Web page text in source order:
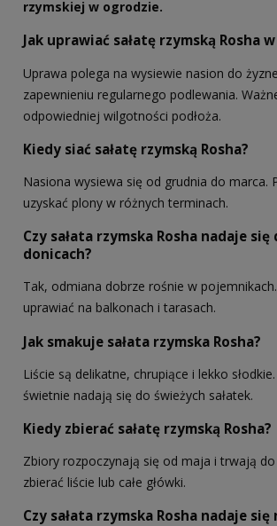
rzymskiej w ogrodzie.
Jak uprawiać sałatę rzymską Rosha
Uprawa polega na wysiewie nasion do
zapewnieniu regularnego podlewania.
odpowiedniej wilgotności podłoża.
Kiedy siać sałatę rzymską Rosha?
Nasiona wysiewa się od grudnia do marca.
uzyskać plony w różnych terminach.
Czy sałata rzymska Rosha nadaje
donicach?
Tak, odmiana dobrze rośnie w
uprawiać na balkonach i tarasach.
Jak smakuje sałata rzymska Rosha?
Liście są delikatne, chrupiące i lekko
świetnie nadają się do świeżych sałatek.
Kiedy zbierać sałatę rzymską Rosha?
Zbiory rozpoczynają się od maja i trwają
zbierać liście lub całe główki.
Czy sałata rzymska Rosha nadaje